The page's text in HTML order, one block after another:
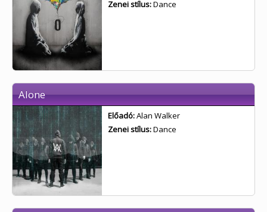
Zenei stílus:Dance
Alone
Előadó:Alan Walker
Zenei stílus:Dance